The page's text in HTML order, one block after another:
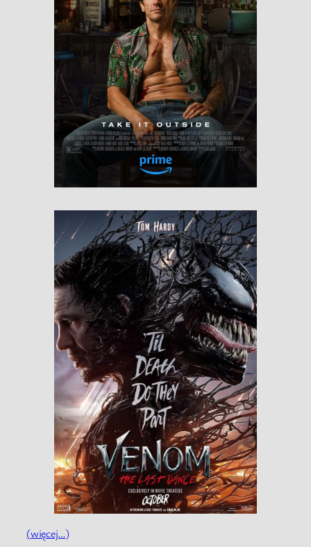
(więcej…)